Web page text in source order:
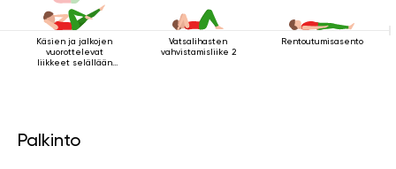
Käsien ja jalkojen
vuorottelevat
liikkeet selällään
Vatsalihasten
vahvistamisliike 2
Rentoutumisasento
Palkinto